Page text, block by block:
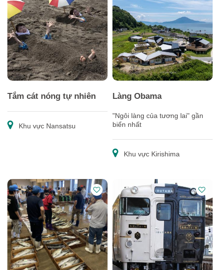
Tắm cát nóng tự nhiên
Khu vực Nansatsu
Làng Obama
"Ngôi làng của tương lai" gần
biển nhất
Khu vực Kirishima